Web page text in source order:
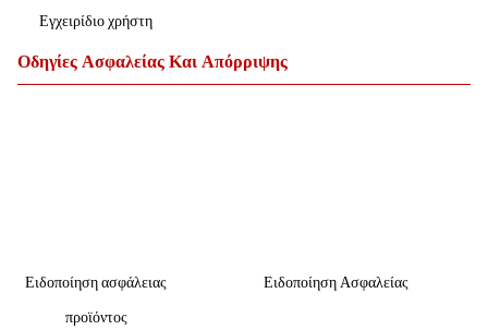
Εγχειρίδιο χρήστη
Οδηγίες Ασφαλείας Και Απόρριψης
Ειδοποίηση ασφάλειας
προϊόντος
Ειδοποίηση Ασφαλείας